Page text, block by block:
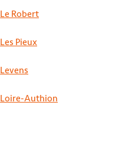
Le Robert
Les Pieux
Levens
Loire-Authion